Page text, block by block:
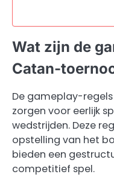
Wat zijn de
Catan-
De gameplay-
zorgen voor eerlijk
wedstrijden. Deze
opstelling van het
bieden een
competitief spel.